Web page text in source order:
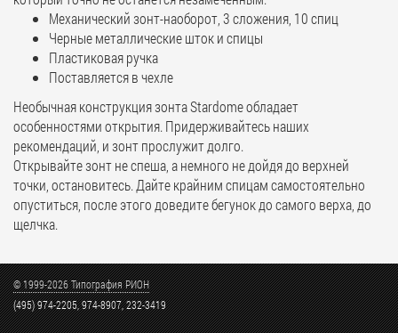
Механический зонт-наоборот, 3 сложения, 10 спиц
Черные металлические шток и спицы
Пластиковая ручка
Поставляется в чехле
Необычная конструкция зонта Stardome обладает
особенностями открытия. Придерживайтесь наших
рекомендаций, и зонт прослужит долго.
Открывайте зонт не спеша, а немного не дойдя до верхней
точки, остановитесь. Дайте крайним спицам самостоятельно
опуститься, после этого доведите бегунок до самого верха, до
щелчка.
© 1999-2026 Типография РИОН
(495) 974-2205, 974-8907, 232-3419